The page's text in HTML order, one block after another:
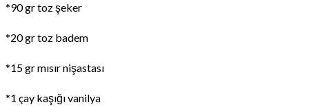
*90 gr toz şeker
*20 gr toz badem
*15 gr mısır nişastası
*1 çay kaşığı vanilya